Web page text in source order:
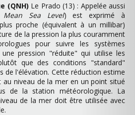
(QNH) Le Prado (13) : Appelée aussi
Mean Sea Level) est exprimé à
proche (équivalent à un millibar)
de la pression la plus couramment
pour suivre les systèmes
pression "réduite" qui utilise les
que des conditions "standard"
de l'élévation. Cette réduction estime
au niveau de la mer en un point situé
de la station météorologique. La
de la mer doit être utilisée avec